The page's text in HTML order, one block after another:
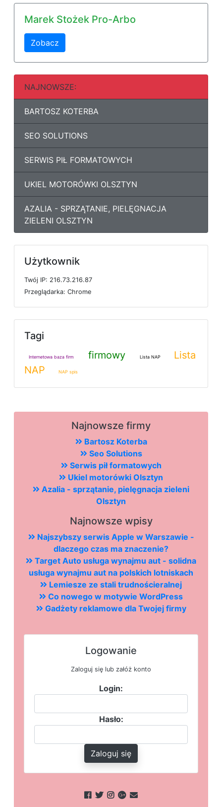
Marek Stożek Pro-Arbo
Zobacz
NAJNOWSZE:
BARTOSZ KOTERBA
SEO SOLUTIONS
SERWIS PIŁ FORMATOWYCH
UKIEL MOTORÓWKI OLSZTYN
AZALIA - SPRZĄTANIE, PIELĘGNACJA
ZIELENI OLSZTYN
Użytkownik
Twój IP: 216.73.216.87
Przeglądarka: Chrome
Tagi
Internetowa baza firm firmowy Lista NAP
Lista
NAP
NAP spis
Najnowsze firmy
Bartosz Koterba
Seo Solutions
Serwis pił formatowych
Ukiel motorówki Olsztyn
Azalia - sprzątanie, pielęgnacja zieleni
Olsztyn
Najnowsze wpisy
Najszybszy serwis Apple w Warszawie -
dlaczego czas ma znaczenie?
Target Auto usługa wynajmu aut - solidna
usługa wynajmu aut na polskich lotniskach
Lemiesze ze stali trudnościeralnej
Co nowego w motywie WordPress
Gadżety reklamowe dla Twojej firmy
Logowanie
Zaloguj się lub załóż konto
Login:
Hasło:
Zaloguj się